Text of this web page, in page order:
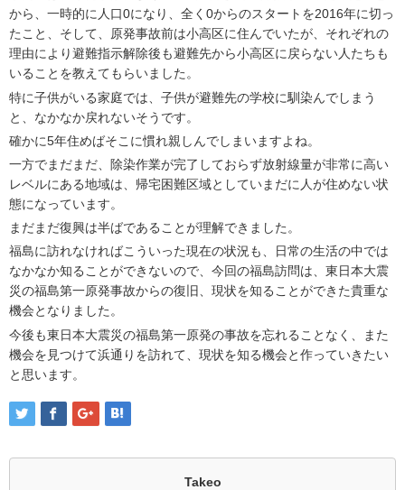
から、一時的に人口0になり、全く0からのスタートを2016年に切っ
たこと、そして、原発事故前は小高区に住んでいたが、それぞれの
理由により避難指示解除後も避難先から小高区に戻らない人たちも
いることを教えてもらいました。
特に子供がいる家庭では、子供が避難先の学校に馴染んでしまう
と、なかなか戻れないそうです。
確かに5年住めばそこに慣れ親しんでしまいますよね。
一方でまだまだ、除染作業が完了しておらず放射線量が非常に高い
レベルにある地域は、帰宅困難区域としていまだに人が住めない状
態になっています。
まだまだ復興は半ばであることが理解できました。
福島に訪れなければこういった現在の状況も、日常の生活の中では
なかなか知ることができないので、今回の福島訪問は、東日本大震
災の福島第一原発事故からの復旧、現状を知ることができた貴重な
機会となりました。
今後も東日本大震災の福島第一原発の事故を忘れることなく、また
機会を見つけて浜通りを訪れて、現状を知る機会と作っていきたい
と思います。
Takeo